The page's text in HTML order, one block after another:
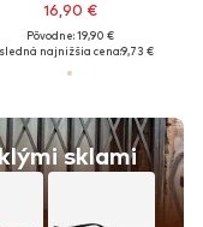
sklami
16,90 €
Pôvodne: 19,90 €
najnižšia cena:9,73 €